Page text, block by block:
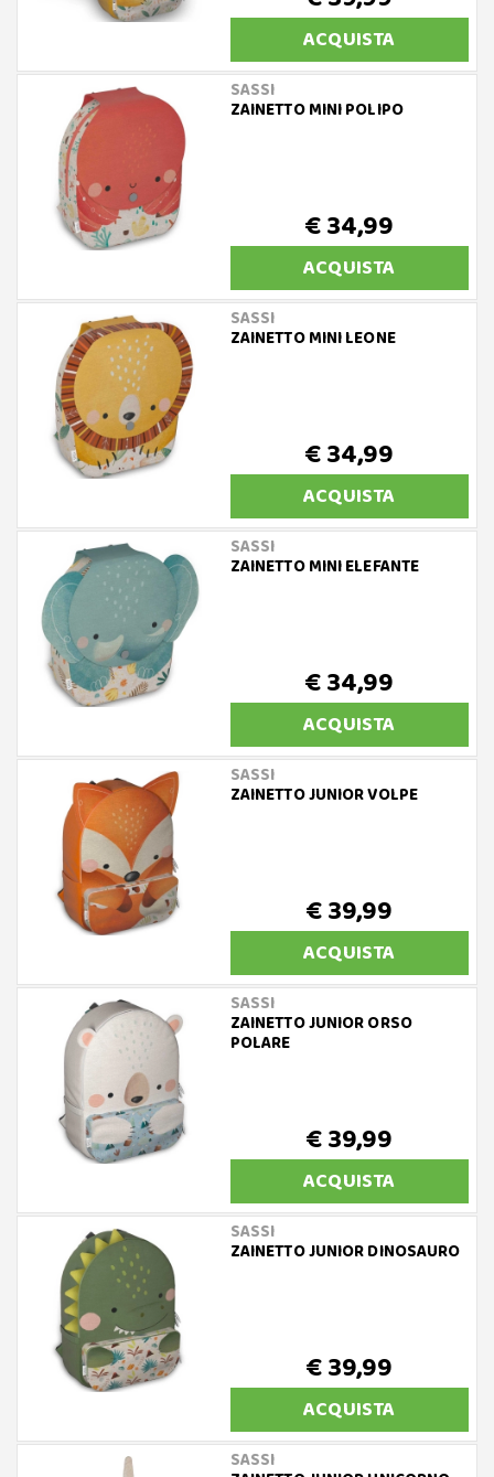
ACQUISTA
SASSI
ZAINETTO MINI POLIPO
€ 34,99
ACQUISTA
SASSI
ZAINETTO MINI LEONE
€ 34,99
ACQUISTA
SASSI
ZAINETTO MINI ELEFANTE
€ 34,99
ACQUISTA
SASSI
ZAINETTO JUNIOR VOLPE
€ 39,99
ACQUISTA
SASSI
ZAINETTO JUNIOR ORSO
POLARE
€ 39,99
ACQUISTA
SASSI
ZAINETTO JUNIOR DINOSAURO
€ 39,99
ACQUISTA
SASSI